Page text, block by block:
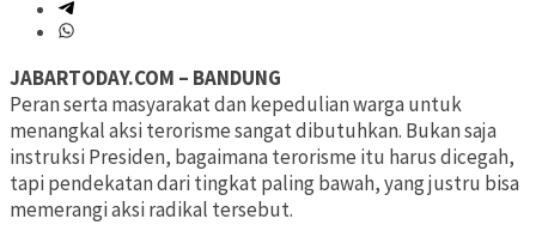
JABARTODAY.COM – BANDUNG
Peran serta masyarakat dan kepedulian warga untuk
menangkal aksi terorisme sangat dibutuhkan. Bukan saja
instruksi Presiden, bagaimana terorisme itu harus dicegah,
tapi pendekatan dari tingkat paling bawah, yang justru bisa
memerangi aksi radikal tersebut.